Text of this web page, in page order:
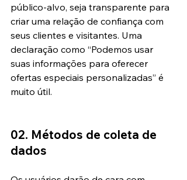
público-alvo, seja transparente para
criar uma relação de confiança com
seus clientes e visitantes. Uma
declaração como “Podemos usar
suas informações para oferecer
ofertas especiais personalizadas” é
muito útil.
02. Métodos de coleta de
dados